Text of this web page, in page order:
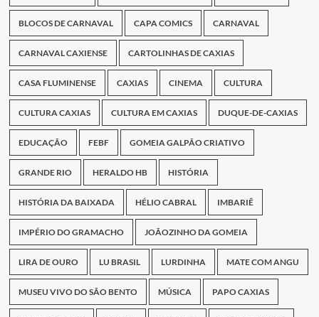
BLOCOS DE CARNAVAL CAPA COMICS CARNAVAL
CARNAVAL CAXIENSE CARTOLINHAS DE CAXIAS
CASA FLUMINENSE CAXIAS CINEMA CULTURA
CULTURA CAXIAS CULTURA EM CAXIAS DUQUE-DE-CAXIAS
EDUCAÇÃO FEBF GOMEIA GALPÃO CRIATIVO
GRANDE RIO HERALDO HB HISTÓRIA
HISTÓRIA DA BAIXADA HÉLIO CABRAL IMBARIÊ
IMPÉRIO DO GRAMACHO JOÃOZINHO DA GOMEIA
LIRA DE OURO LU BRASIL LURDINHA MATE COM ANGU
MUSEU VIVO DO SÃO BENTO MÚSICA PAPO CAXIAS